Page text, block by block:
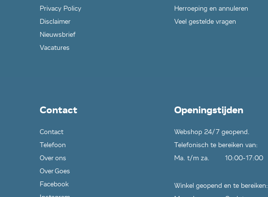
Privacy Policy
Disclaimer
Nieuwsbrief
Vacatures
Herroeping en annuleren
Veel gestelde vragen
Contact
Contact
Telefoon
Over ons
Over Goes
Facebook
Openingstijden
Webshop 24/7 geopend.
Telefonisch te bereiken van:
Ma. t/m za.
10:00-17:00
Winkel geopend en te bereiken: